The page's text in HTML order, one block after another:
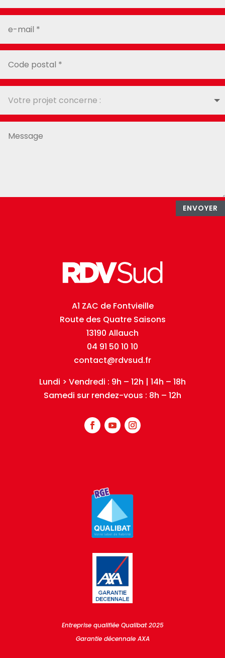
ENVOYER
A1 ZAC de Fontvieille
Route des Quatre Saisons
13190 Allauch
04 91 50 10 10
contact@rdvsud.fr
Lundi > Vendredi : 9h – 12h | 14h – 18h
Samedi sur rendez-vous : 8h – 12h
Entreprise qualifiée Qualibat 2025
Garantie décennale AXA